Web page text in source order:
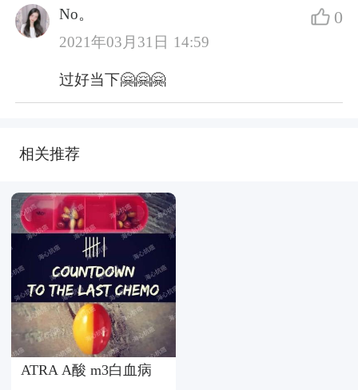
No。
2021年03月31日 14:59
0
过好当下🤗🤗🤗
相关推荐
ATRA A酸 m3白血病